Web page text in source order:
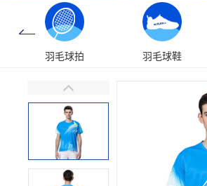
羽毛球拍 羽毛球鞋